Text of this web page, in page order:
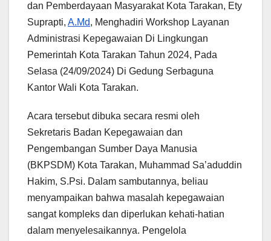
dan Pemberdayaan Masyarakat Kota Tarakan, Ety
Suprapti, A.Md, Menghadiri Workshop Layanan
Administrasi Kepegawaian Di Lingkungan
Pemerintah Kota Tarakan Tahun 2024, Pada
Selasa (24/09/2024) Di Gedung Serbaguna
Kantor Wali Kota Tarakan.
Acara tersebut dibuka secara resmi oleh
Sekretaris Badan Kepegawaian dan
Pengembangan Sumber Daya Manusia
(BKPSDM) Kota Tarakan, Muhammad Sa’aduddin
Hakim, S.Psi. Dalam sambutannya, beliau
menyampaikan bahwa masalah kepegawaian
sangat kompleks dan diperlukan kehati-hatian
dalam menyelesaikannya. Pengelola